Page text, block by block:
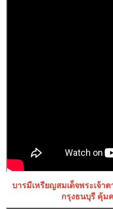
บารมีเหรียญสมเด็จพระเจ้
กรุงธนบุรี คุ้ม